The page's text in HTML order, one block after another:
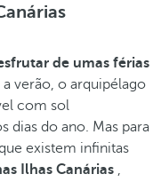
de umas férias
verão, o arquipélago
com sol
dias do ano. Mas para
existem infinitas
Ilhas Canárias ,